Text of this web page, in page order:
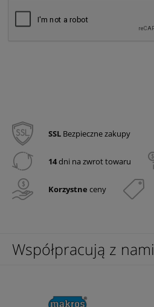
SSL Bezpieczne zakupy
14dni na zwrot towaru
Korzystne ceny
Współpracują z nami